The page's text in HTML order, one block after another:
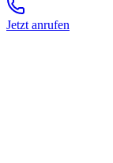
Jetzt anrufen